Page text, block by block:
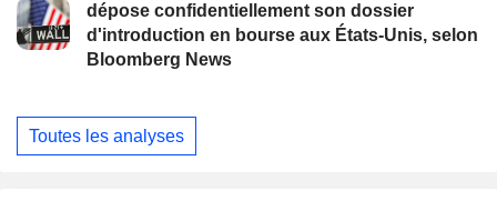
dépose confidentiellement son dossier
d'introduction en bourse aux États-Unis, selon
Bloomberg News
Toutes les analyses